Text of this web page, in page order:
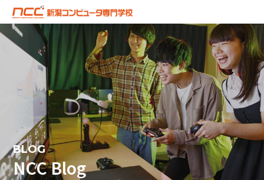
BLOG
NCC Blog